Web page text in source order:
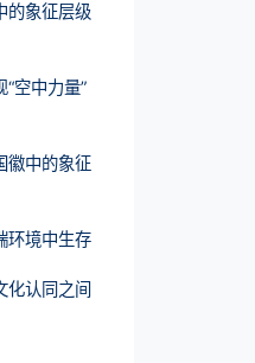
的象征层级
空中力量”
徽中的象征
环境中生存
化认同之间